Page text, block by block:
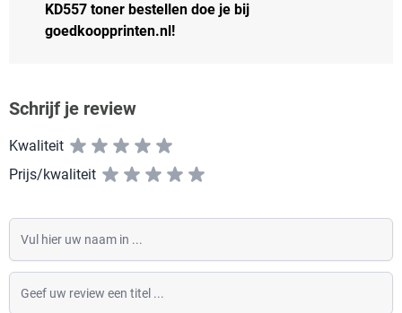
KD557 toner bestellen doe je bij
goedkoopprinten.nl!
Schrijf je review
Kwaliteit
Prijs/kwaliteit
Vul hier uw naam in
Geef uw review een titel